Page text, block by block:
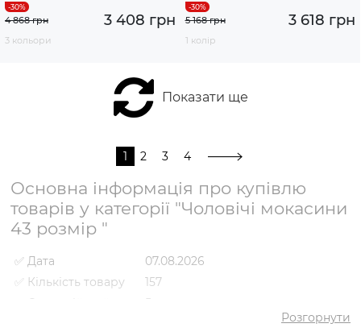
3 408 грн
4 868 грн
3 кольори
3 618 грн
5 168 грн
1 колір
Показати ще
1 2 3 4
Основна інформація про купівлю
товарів у категорії "Чоловічі мокасини
43 розмір "
✅ Дата
07.08.2026
✅ Кількість товару
157
✅ Середній рейтинг
5
Розгорнути